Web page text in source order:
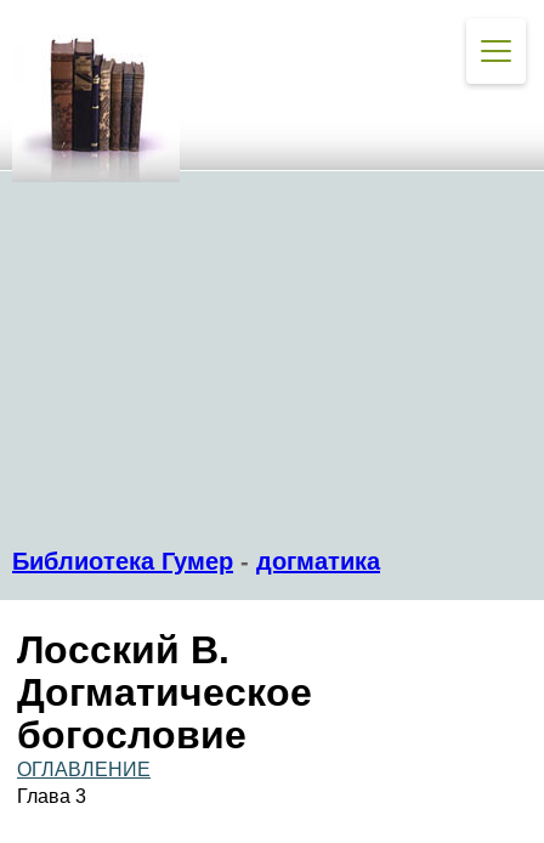
Библиотека Гумер - догматика
Лосский В.
Догматическое
богословие
ОГЛАВЛЕНИЕ
Глава 3